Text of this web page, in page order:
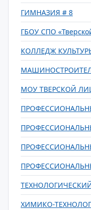
ГИМНАЗИЯ # 8
ГБОУ СПО
КОЛЛЕДЖ
МОУ ТВЕРСКОЙ
ХИМИКО-